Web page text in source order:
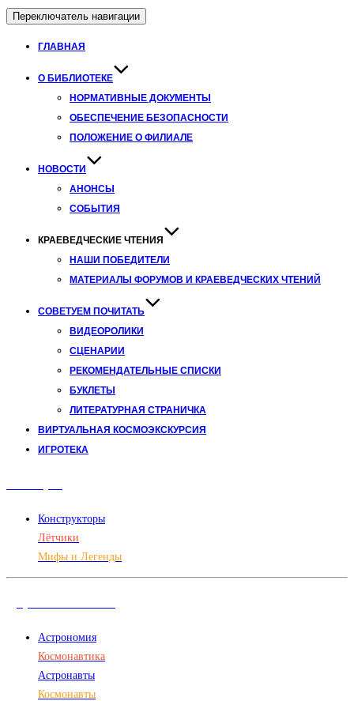
Переключатель навигации
ГЛАВНАЯ
О БИБЛИОТЕКЕ
НОРМАТИВНЫЕ ДОКУМЕНТЫ
ОБЕСПЕЧЕНИЕ БЕЗОПАСНОСТИ
ПОЛОЖЕНИЕ О ФИЛИАЛЕ
НОВОСТИ
АНОНСЫ
СОБЫТИЯ
КРАЕВЕДЧЕСКИЕ ЧТЕНИЯ
НАШИ ПОБЕДИТЕЛИ
МАТЕРИАЛЫ ФОРУМОВ И КРАЕВЕДЧЕСКИХ ЧТЕНИЙ
СОВЕТУЕМ ПОЧИТАТЬ
ВИДЕОРОЛИКИ
СЦЕНАРИИ
РЕКОМЕНДАТЕЛЬНЫЕ СПИСКИ
БУКЛЕТЫ
ЛИТЕРАТУРНАЯ СТРАНИЧКА
ВИРТУАЛЬНАЯ КОСМОЭКСКУРСИЯ
ИГРОТЕКА
Конструкторы
Лётчики
Мифы и Легенды
Астрономия
Космонавтика
Астронавты
Космонавты